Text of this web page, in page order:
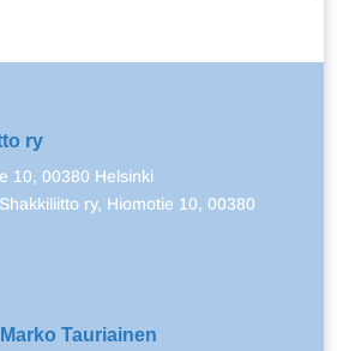
ry
10, 00380 Helsinki
ry, Hiomotie 10, 00380
Tauriainen